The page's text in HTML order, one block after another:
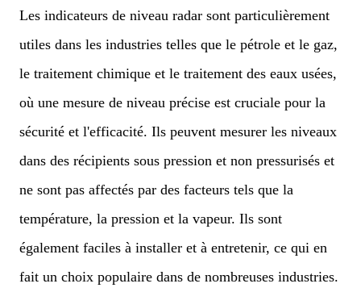
Les indicateurs de niveau radar sont particulièrement
utiles dans les industries telles que le pétrole et le gaz,
le traitement chimique et le traitement des eaux usées,
où une mesure de niveau précise est cruciale pour la
sécurité et l'efficacité. Ils peuvent mesurer les niveaux
dans des récipients sous pression et non pressurisés et
ne sont pas affectés par des facteurs tels que la
température, la pression et la vapeur. Ils sont
également faciles à installer et à entretenir, ce qui en
fait un choix populaire dans de nombreuses industries.